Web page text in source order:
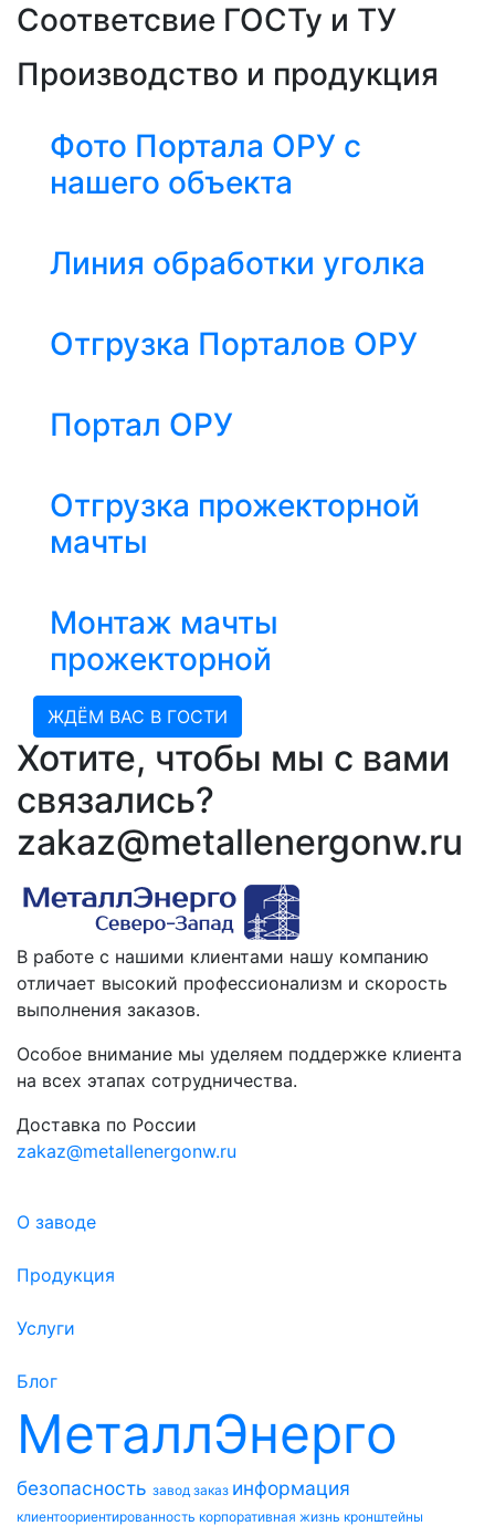
Соответсвие ГОСТу и ТУ
Производство и продукция
Фото Портала ОРУ с
нашего объекта
Линия обработки уголка
Отгрузка Порталов ОРУ
Портал ОРУ
Отгрузка прожекторной
мачты
Монтаж мачты
прожекторной
ЖДЁМ ВАС В ГОСТИ
Хотите, чтобы мы с вами
связались?
zakaz@metallenergonw.ru
В работе с нашими клиентами нашу компанию
отличает высокий профессионализм и скорость
выполнения заказов.
Особое внимание мы уделяем поддержке клиента
на всех этапах сотрудничества.
Доставка по России
zakaz@metallenergonw.ru
О заводе
Продукция
Услуги
Блог
МеталлЭнерго
безопасность завод заказ информация
клиентоориентированность корпоративная жизнь кронштейны